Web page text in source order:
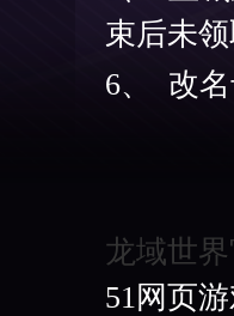
束后未
6、
改
龙域世界
51网页游